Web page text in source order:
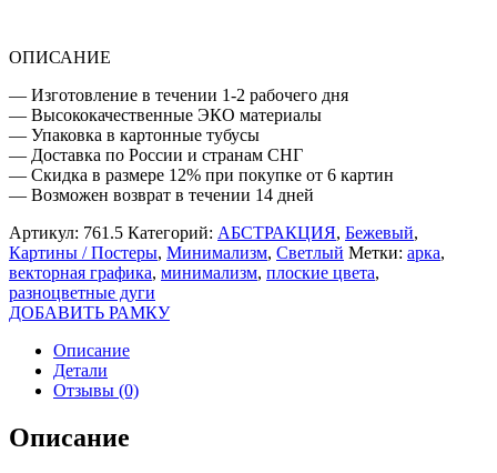
ОПИСАНИЕ
— Изготовление в течении 1-2 рабочего дня
— Высококачественные ЭКО материалы
— Упаковка в картонные тубусы
— Доставка по России и странам СНГ
— Скидка в размере 12% при покупке от 6 картин
— Возможен возврат в течении 14 дней
Артикул: 761.5 Категорий: АБСТРАКЦИЯ, Бежевый,
Картины / Постеры, Минимализм, Светлый Метки: арка,
векторная графика, минимализм, плоские цвета,
разноцветные дуги
ДОБАВИТЬ РАМКУ
Описание
Детали
Отзывы (0)
Описание